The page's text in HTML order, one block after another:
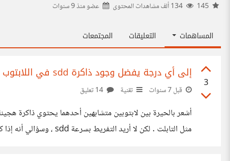
عضو منذ9 سنوات
المساهمات التعليقات المجتمعات
3
إلى أي درجة يفضل وجود ذاكرة sdd في اللابتوب ؟
قبل 7 سنوات تقنية